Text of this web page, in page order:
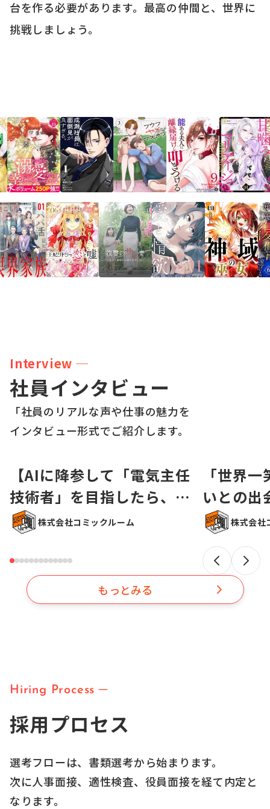
台を作る必要があります。最高の仲間と、世界に
挑戦しましょう。
Interview ─
社員インタビュー
「社員のリアルな声や仕事の魅力を
インタビュー形式でご紹介します。
【AIに降参して「電気主任
技術者」を目指したら、な
ぜか漫画制作会社の経理に
なっていた話】
株式会社コミックルーム
「世界
いとの出
への挑戦
株式会社
もっとみる
Hiring Process ─
採用プロセス
選考フローは、書類選考から始まります。
次に人事面接、適性検査、役員面接を経て内定と
なります。